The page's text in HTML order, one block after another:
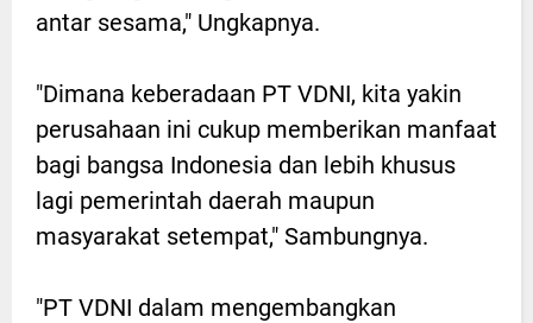
antar sesama," Ungkapnya.
"Dimana keberadaan PT VDNI, kita yakin
perusahaan ini cukup memberikan manfaat
bagi bangsa Indonesia dan lebih khusus
lagi pemerintah daerah maupun
masyarakat setempat," Sambungnya.
"PT VDNI dalam mengembangkan